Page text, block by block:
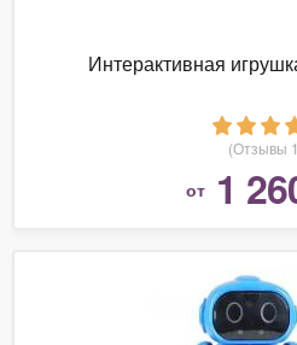
Интерактивная
(Отзывы
от 1